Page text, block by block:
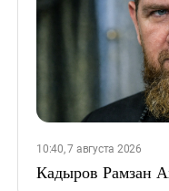
10:40, 7 августа 2026
Кадыров Рамзан